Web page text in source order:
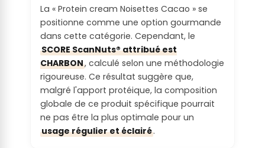
Allergies :
Le produit contient une ou des
substances reconnues comme un des 14
allergènes majeurs (gluten, crustacés,
œufs, poissons, arachides, soja, lait, fruits
à coques, célerie, moutarde, sésame,
sulfites, lupin, mollusques)
Irritations :
vente sur internet (plus de 50% du CA)
Portion de
l'emballage
Produit en large format / multi-utilisation
Recyclabilit
é des
ion
responsable :
La réalité du produit / service semble
contredire le discours marketing associé
Entre 20 et 25%
Qualité des
protéines
du produit
ou de la
matière
première
principale
La « Protein cream Noisettes Cacao » se
positionne comme une option gourmande
dans cette catégorie. Cependant, le
SCORE ScanNuts® attribué est
CHARBON, calculé selon une méthodologie
rigoureuse. Ce résultat suggère que,
malgré l'apport protéique, la composition
globale de ce produit spécifique pourrait
ne pas être la plus optimale pour un
usage régulier et éclairé.